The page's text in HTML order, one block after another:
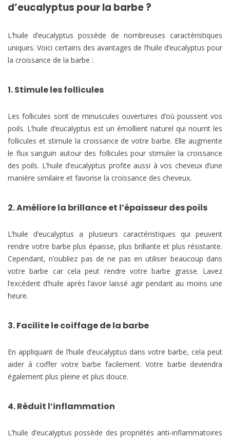
d’eucalyptus pour la barbe ?
L’huile d’eucalyptus possède de nombreuses caractéristiques
uniques. Voici certains des avantages de l’huile d’eucalyptus pour
la croissance de la barbe :
1. Stimule les follicules
Les follicules sont de minuscules ouvertures d’où poussent vos
poils. L’huile d’eucalyptus est un émollient naturel qui nourrit les
follicules et stimule la croissance de votre barbe. Elle augmente
le flux sanguin autour des follicules pour stimuler la croissance
des poils. L’huile d’eucalyptus profite aussi à vos cheveux d’une
manière similaire et favorise la croissance des cheveux.
2. Améliore la brillance et l’épaisseur des poils
L’huile d’eucalyptus a plusieurs caractéristiques qui peuvent
rendre votre barbe plus épaisse, plus brillante et plus résistante.
Cependant, n’oubliez pas de ne pas en utiliser beaucoup dans
votre barbe car cela peut rendre votre barbe grasse. Lavez
l’excédent d’huile après l’avoir laissé agir pendant au moins une
heure.
3. Facilite le coiffage de la barbe
En appliquant de l’huile d’eucalyptus dans votre barbe, cela peut
aider à coiffer votre barbe facilement. Votre barbe deviendra
également plus pleine et plus douce.
4. Réduit l’inflammation
L’huile d’eucalyptus possède des propriétés anti-inflammatoires